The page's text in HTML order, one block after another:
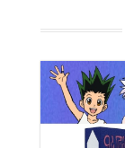
果：